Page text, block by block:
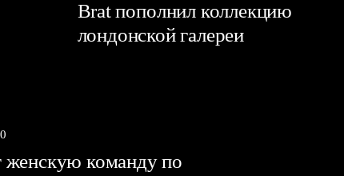
Brat пополнил коллекцию
лондонской галереи
женскую команду по